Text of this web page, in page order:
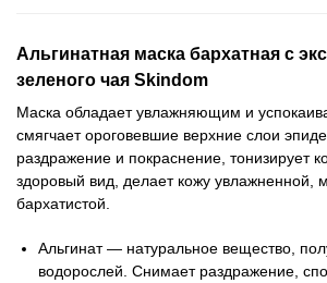
Альгинатная маска бархатная c
зеленого чая Skindom
Маска обладает увлажняющим и
смягчает ороговевшие верхние слои
раздражение и покраснение, тонизирует
здоровый вид, делает кожу увлажненной,
бархатистой.
Альгинат — натуральное вещество,
водорослей. Снимает раздражение,